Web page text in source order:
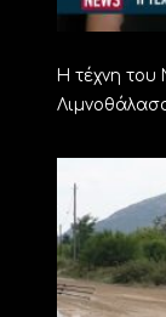
Η τέχνη του